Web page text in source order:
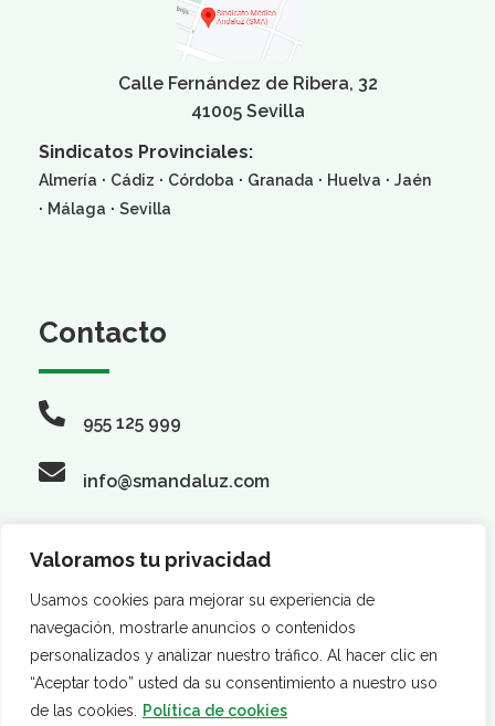
Valoramos tu privacidad
Usamos cookies para mejorar su experiencia de
navegación, mostrarle anuncios o contenidos
personalizados y analizar nuestro tráfico. Al hacer clic en
“Aceptar todo” usted da su consentimiento a nuestro uso
de las cookies.
Política de cookies
Calle Fernández de Ribera, 32
41005 Sevilla
Sindicatos Provinciales:
Almería · Cádiz · Córdoba · Granada · Huelva · Jaén
· Málaga · Sevilla
Contacto
955 125 999
info@smandaluz.com
Síguenos